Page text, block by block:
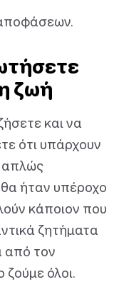
αποφάσεων.
ζωή
και να
ότι υπάρχουν
απλώς
θα ήταν υπέροχο
κάποιον που
ζητήματα
από τον
όλοι.